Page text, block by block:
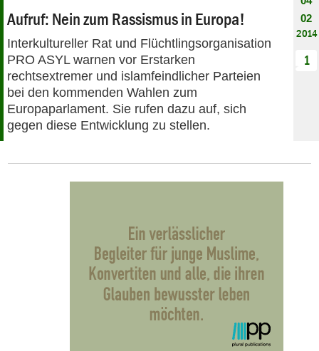
Aufruf: Nein zum Rassismus in Europa!
Interkultureller Rat und Flüchtlingsorganisation
PRO ASYL warnen vor Erstarken
rechtsextremer und islamfeindlicher Parteien
bei den kommenden Wahlen zum
Europaparlament. Sie rufen dazu auf, sich
gegen diese Entwicklung zu stellen.
02
2014
1